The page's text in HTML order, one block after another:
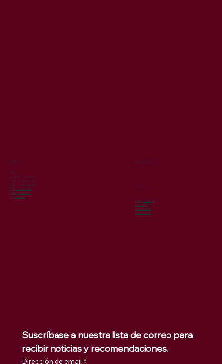
Políticas
FAQ
Términos y Condiciones
Política de Privacidad
Política de Reembolso
Política de Cookies
Política de Envíos
Accesibilidad
Redes sociales
info@vercelli.com
3107675578
6016260294
6016270022
Suscríbase a nuestra lista de correo para
recibir noticias y recomendaciones.
Dirección de email *